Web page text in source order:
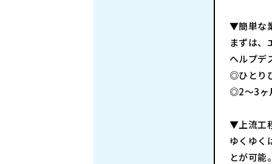
▼簡単な
まずは、
ヘルプデ
◎ひとり
◎2～3ヶ
▼上流工
ゆくゆく
とが可能